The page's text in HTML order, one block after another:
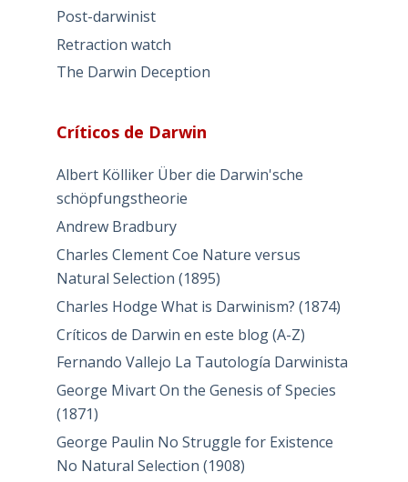
Post-darwinist
Retraction watch
The Darwin Deception
Críticos de Darwin
Albert Kölliker Über die Darwin'sche
schöpfungstheorie
Andrew Bradbury
Charles Clement Coe Nature versus
Natural Selection (1895)
Charles Hodge What is Darwinism? (1874)
Críticos de Darwin en este blog (A-Z)
Fernando Vallejo La Tautología Darwinista
George Mivart On the Genesis of Species
(1871)
George Paulin No Struggle for Existence
No Natural Selection (1908)